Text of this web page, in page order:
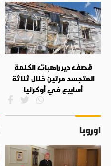
قصف دير راهبات الكلمة
المتجسد مرتين خلال ثلاثة
أسابيع في أوكرانيا
اوروبا